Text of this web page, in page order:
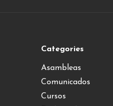
Categories
Asambleas
Comunicados
Cursos